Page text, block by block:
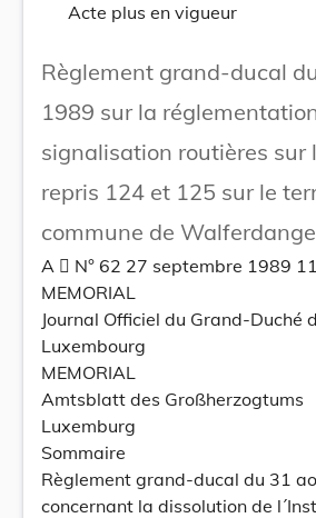
Acte plus en vigueur
Règlement grand-ducal
1989 sur la
signalisation routières sur
repris 124 et 125 sur le
commune de
A  N° 62 27 septembre 1989
MEMORIAL
Journal Officiel du Grand-Duché
Luxembourg
MEMORIAL
Amtsblatt des Großherzogtums
Luxemburg
Sommaire
Règlement grand-ducal du 31
concernant la dissolution de